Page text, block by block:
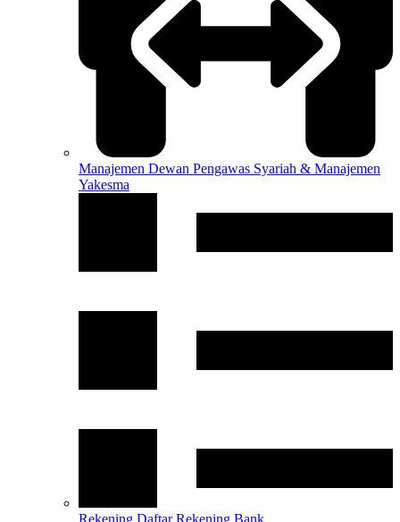
Manajemen Dewan Pengawas Syariah & Manajemen
Yakesma
Rekening Daftar Rekening Bank